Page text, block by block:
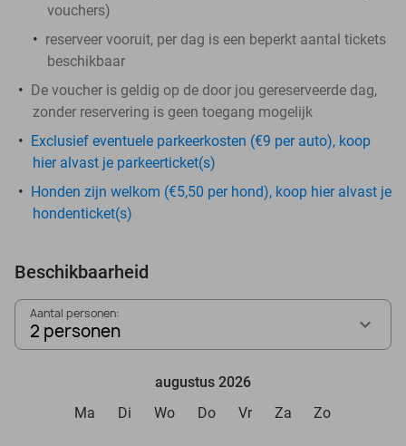
vouchers)
reserveer vooruit, per dag is een beperkt aantal tickets
beschikbaar
De voucher is geldig op de door jou gereserveerde dag,
zonder reservering is geen toegang mogelijk
Exclusief eventuele parkeerkosten (€9 per auto), koop
hier alvast je parkeerticket(s)
Honden zijn welkom (€5,50 per hond), koop hier alvast je
hondenticket(s)
Beschikbaarheid
Aantal personen:
2 personen
augustus 2026
Ma
Di Wo Do Vr Za Zo